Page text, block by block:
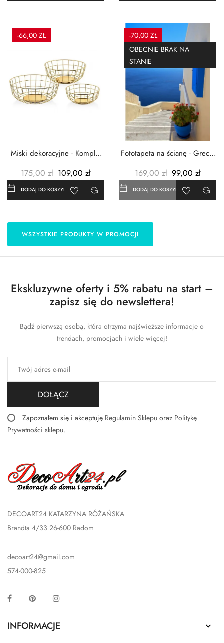
-66,00 ZŁ
Miski dekoracyjne - Komplet
175,00 zł 109,00 zł
DODAJ DO KOSZYKA
-70,00 ZŁ
OBECNIE BRAK NA
STANIE
Fototapeta na ścianę - Grecja
169,00 zł 99,00 zł
DODAJ DO KOSZYKA
WSZYSTKIE PRODUKTY W PROMOCJI
Ekskluzywne oferty i 5% rabatu na start –
zapisz się do newslettera!
Bądź pierwszą osobą, która otrzyma najświeższe informacje o
trendach, promocjach i wiele więcej!
DOŁĄCZ
Zapoznałem się i akceptuję Regulamin Sklepu oraz Politykę
Prywatności sklepu.
DECOART24 KATARZYNA RÓŻAŃSKA
Brandta 4/33 26-600 Radom
decoart24@gmail.com
574-000-825
Facebook Pinterest
INFORMACJE 